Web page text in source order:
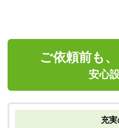
ご依頼前も
安心
充